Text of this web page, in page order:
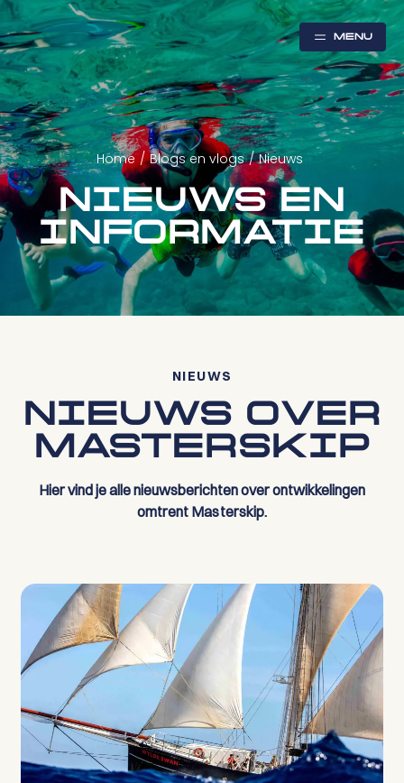
MENU
Home / Blogs en vlogs / Nieuws
NIEUWS EN
INFORMATIE
NIEUWS
NIEUWS OVER
MASTERSKIP
Hier vind je alle nieuwsberichten over ontwikkelingen
omtrent Masterskip.